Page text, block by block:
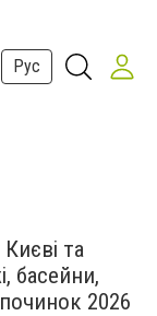
Рус
та
басейни,
2026